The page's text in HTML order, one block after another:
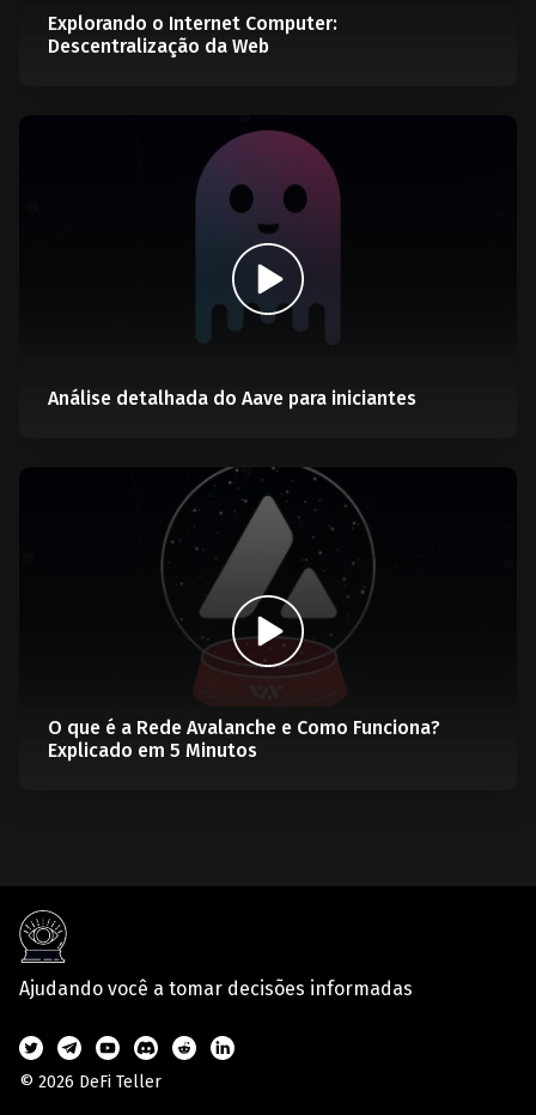
Explorando o Internet Computer:
Descentralização da Web
Análise detalhada do Aave para iniciantes
O que é a Rede Avalanche e Como Funciona?
Explicado em 5 Minutos
Ajudando você a tomar decisões informadas
© 2026 DeFi Teller